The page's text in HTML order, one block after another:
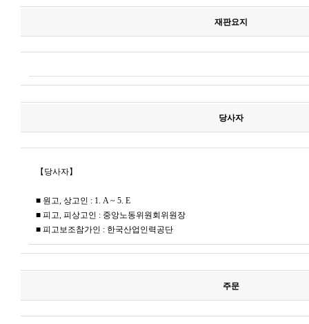
재판요지
당사자
【당사자】
■ 원고, 상고인 : 1. A ~ 5. E
■ 피고, 피상고인 : 중앙노동위원회위원장
■ 피고보조참가인 : 한국산업인력공단
주문